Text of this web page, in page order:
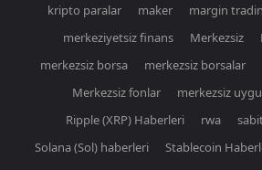
kripto paralar
maker margin
merkeziyetsiz finans
Merkezsiz
merkezsiz borsa
merkezsiz borsalar
Merkezsiz fonlar
merkezsiz
Ripple (XRP) Haberleri
rwa
Solana (Sol) haberleri
Stablecoin